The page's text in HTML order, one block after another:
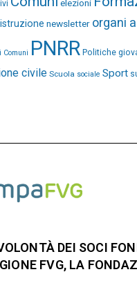
elezioni
istruzione newsletter organi
Comuni PNRR Politiche
civile Scuola sociale Sport
DEI SOCI
FVG, LA